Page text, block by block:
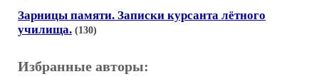
Зарницы памяти. Записки курсанта лётного
училища. (130)
Избранные авторы: